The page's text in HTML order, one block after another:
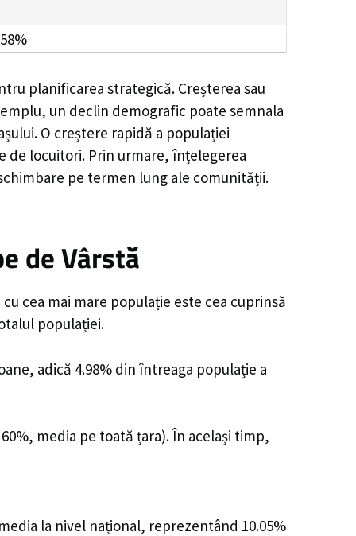
planificarea strategică. Creșterea sau
un declin demografic poate semnala
O creștere rapidă a populației
de locuitori. Prin urmare, înțelegerea
pe termen lung ale comunității.
de Vârstă
cea mai mare populație este cea cuprinsă
populației.
adică 4.98% din întreaga populație a
media pe toată țara). În același timp,
la nivel național, reprezentând 10.05%